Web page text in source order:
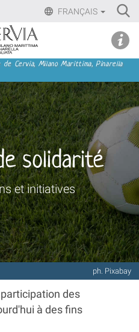
FRANÇAIS
Cervia, Milano Marittima, Pinarella
ph. Pixabay
solidarité
et initiatives
des
à des fins